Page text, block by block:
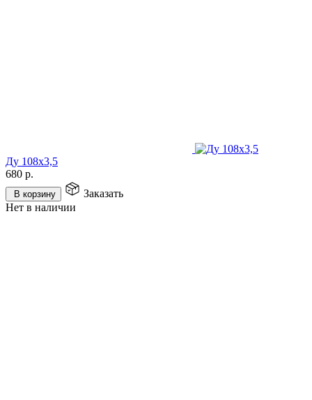
Ду 108х3,5
680 р.
В корзину
Заказать
Нет в наличии